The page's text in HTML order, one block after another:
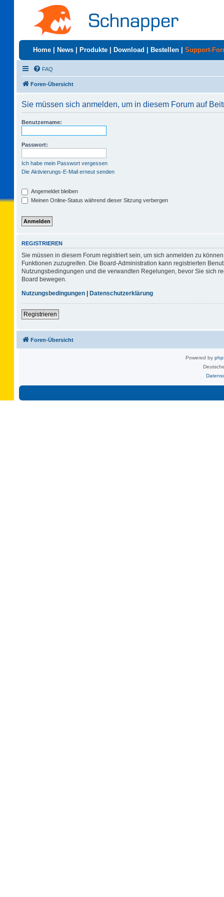
Home News Produkte Download Bestellen Support-
FAQ
Foren-Übersicht
Sie müssen sich anmelden, um in diesem Forum auf
Benutzername:
Passwort:
Ich habe mein Passwort vergessen
Die Aktivierungs-E-Mail erneut senden
Angemeldet bleiben
Meinen Online-Status während dieser Sitzung verbergen
REGISTRIEREN
Sie müssen in diesem Forum registriert sein, um sich anmelden zu
Funktionen zuzugreifen. Die Board-Administration kann registrierten
Nutzungsbedingungen und die verwandten Regelungen, bevor Sie sich
Board bewegen.
Nutzungsbedingungen | Datenschutzerklärung
Registrieren
Foren-Übersicht
Powered by